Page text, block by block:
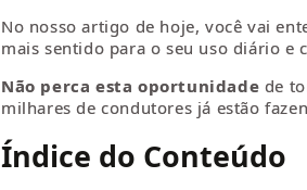
No nosso artigo de hoje, você vai
mais sentido para o seu uso diário e
Não perca esta oportunidade de
milhares de condutores já estão
Índice do Conteúdo